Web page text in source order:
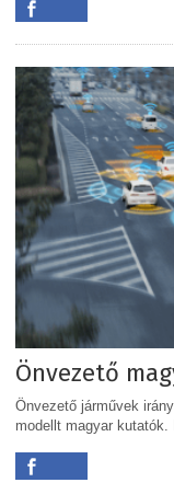
Önvezető
Önvezető járművek
modellt magyar kutatók.